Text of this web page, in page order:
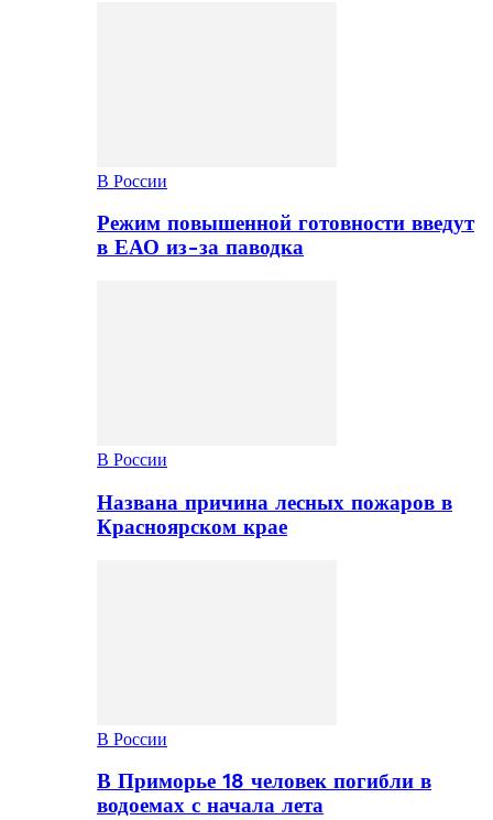
В России
Режим повышенной готовности введут
в ЕАО из-за паводка
В России
Названа причина лесных пожаров в
Красноярском крае
В России
В Приморье 18 человек погибли в
водоемах с начала лета